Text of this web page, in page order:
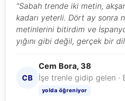
“Sabah trende iki metin,
kadarı yeterli. Dört ay sonra
metinlerini bitirdim ve
yığını gibi değil, gerçek bir
CB
Cem Bora, 38
İşe trenle gidip gelen ·
yolda öğreniyor